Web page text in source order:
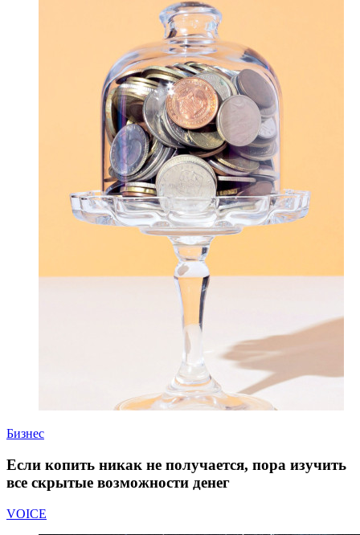
Бизнес
Если копить никак не получается, пора изучить
все скрытые возможности денег
VOICE